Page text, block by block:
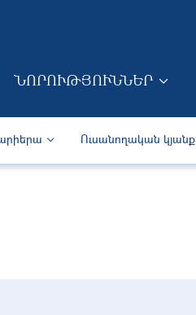
ՆՈՐՈՒԹՅՈՒՆՆԵՐ
Ուսանողական կյանք